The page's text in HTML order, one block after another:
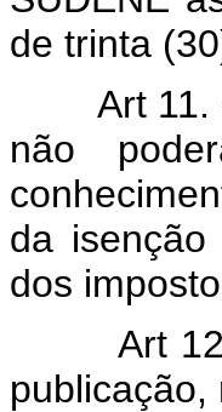
de trinta
Art 11.
não
da
dos
Art 12. O